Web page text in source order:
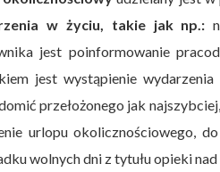
w życiu, takie jak np.:
jest poinformowanie
jest wystąpienie
przełożonego jak
urlopu okolicznościowego,
wolnych dni z tytułu opieki